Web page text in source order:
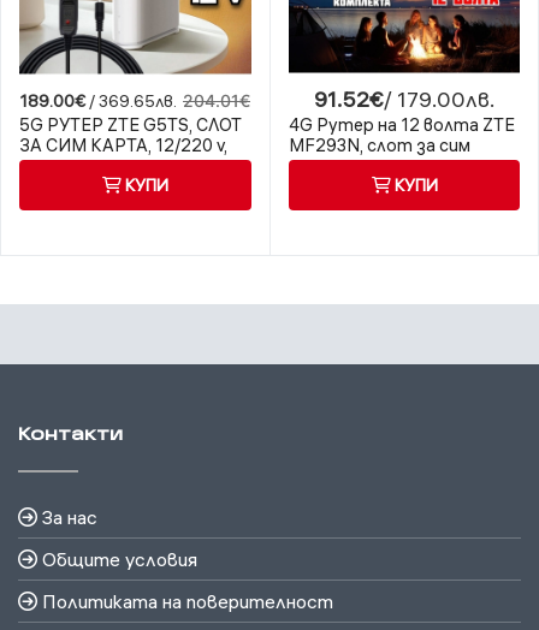
189.00€ / 369.65лв. 204.01€
5G РУТЕР ZTE G5TS, СЛОТ
ЗА СИМ КАРТА, 12/220 v,
БЯЛ
КУПИ
91.52€/ 179.00лв.
4G Рутер на 12 волта ZTE
MF293N, слот за сим
карта
КУПИ
Контакти
За нас
Общите условия
Политиката на поверителност